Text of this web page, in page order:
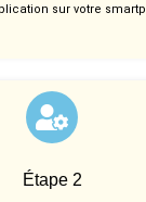
sur votre
Étape 2